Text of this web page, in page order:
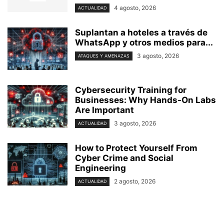
ACTUALIDAD 4 agosto, 2026
Suplantan a hoteles a través de
WhatsApp y otros medios para...
ATAQUES Y AMENAZAS 3 agosto, 2026
Cybersecurity Training for
Businesses: Why Hands-On Labs
Are Important
ACTUALIDAD 3 agosto, 2026
How to Protect Yourself From
Cyber Crime and Social
Engineering
ACTUALIDAD 2 agosto, 2026